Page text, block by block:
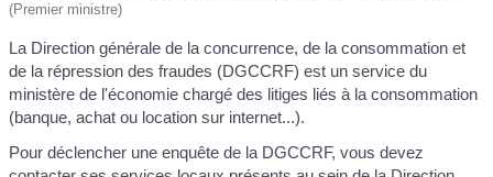
(Premier ministre)
La Direction générale de la concurrence, de la consommation et
de la répression des fraudes (DGCCRF) est un service du
ministère de l'économie chargé des litiges liés à la consommation
(banque, achat ou location sur internet...).
Pour déclencher une enquête de la DGCCRF, vous devez